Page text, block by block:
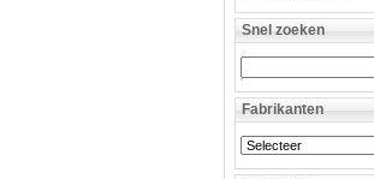
Snel zoeken
Fabrikanten